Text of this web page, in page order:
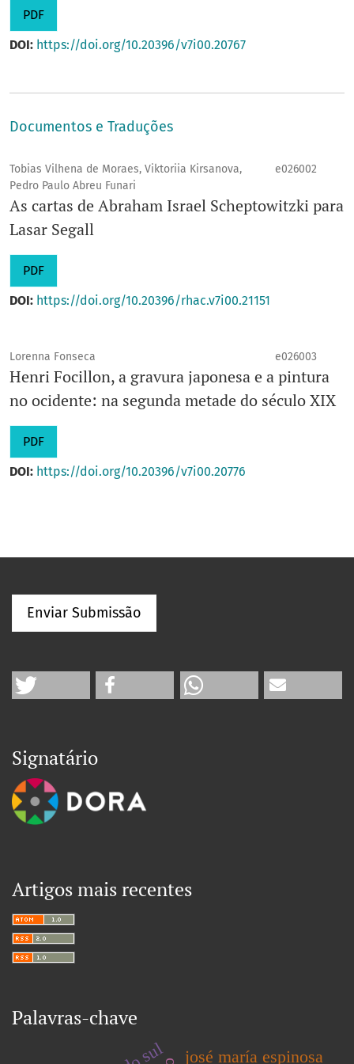
PDF
DOI: https://doi.org/10.20396/v7i00.20767
Documentos e Traduções
Tobias Vilhena de Moraes, Viktoriia Kirsanova,
Pedro Paulo Abreu Funari
e026002
As cartas de Abraham Israel Scheptowitzki para
Lasar Segall
PDF
DOI: https://doi.org/10.20396/rhac.v7i00.21151
Lorenna Fonseca e026003
Henri Focillon, a gravura japonesa e a pintura
no ocidente: na segunda metade do século XIX
PDF
DOI: https://doi.org/10.20396/v7i00.20776
Enviar Submissão
Signatário
Artigos mais recentes
Palavras-chave
josé maría espinosa